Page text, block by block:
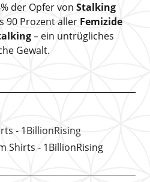
der Opfer von Stalking
90 Prozent aller Femizide
– ein untrügliches
Gewalt.
Shirts - 1BillionRising